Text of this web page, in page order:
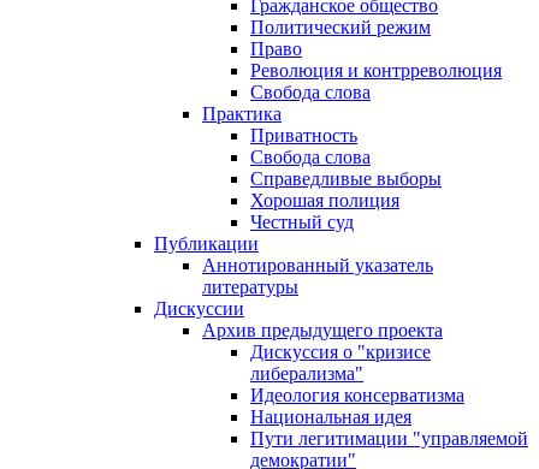
Гражданское общество
Политический режим
Право
Революция и контрреволюция
Свобода слова
Практика
Приватность
Свобода слова
Справедливые выборы
Хорошая полиция
Честный суд
Публикации
Аннотированный указатель
литературы
Дискуссии
Архив предыдущего проекта
Дискуссия о "кризисе
либерализма"
Идеология консерватизма
Национальная идея
Пути легитимации "управляемой
демократии"